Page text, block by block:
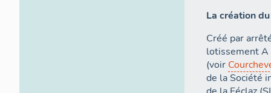
La création
Créé par
lotissement A
(voir
de la Société